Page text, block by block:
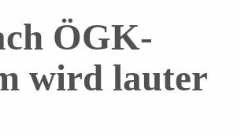
ÖGK-
wird lauter